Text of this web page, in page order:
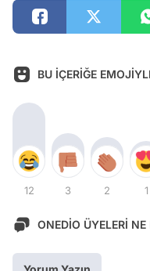
BU İÇERİĞE
12 3 2 1
ONEDİO ÜYELERİ NE